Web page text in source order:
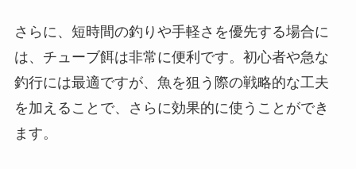
さらに、短時間の釣りや手軽さを優先する場合に
は、チューブ餌は非常に便利です。初心者や急な
釣行には最適ですが、魚を狙う際の戦略的な工夫
を加えることで、さらに効果的に使うことができ
ます。